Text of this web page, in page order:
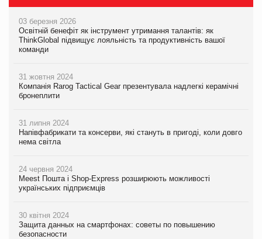
03 березня 2026
Освітній бенефіт як інструмент утримання талантів: як
ThinkGlobal підвищує лояльність та продуктивність вашої
команди
31 жовтня 2024
Компанія Rarog Tactical Gear презентувала надлегкі керамічні
бронеплити
31 липня 2024
Напівфабрикати та консерви, які стануть в пригоді, коли довго
нема світла
24 червня 2024
Meest Пошта і Shop-Express розширюють можливості
українських підприємців
30 квітня 2024
Защита данных на смартфонах: советы по повышению
безопасности